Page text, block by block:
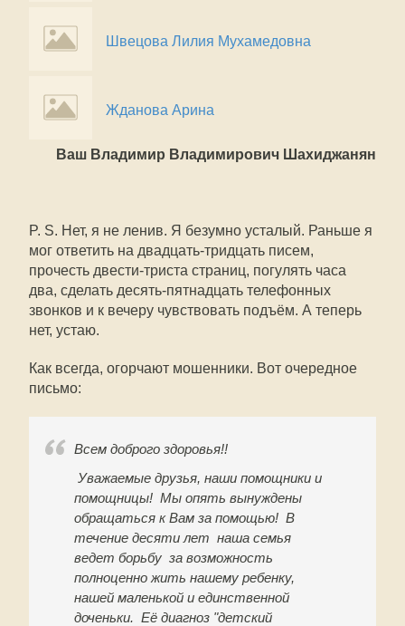
Швецова Лилия Мухамедовна
Жданова Арина
Ваш Владимир Владимирович Шахиджанян
P. S. Нет, я не ленив. Я безумно усталый. Раньше я
мог ответить на двадцать-тридцать писем,
прочесть двести-триста страниц, погулять часа
два, сделать десять-пятнадцать телефонных
звонков и к вечеру чувствовать подъём. А теперь
нет, устаю.
Как всегда, огорчают мошенники. Вот очередное
письмо:
Всем доброго здоровья!!
Уважаемые друзья, наши помощники и
помощницы! Мы опять вынуждены
обращаться к Вам за помощью! В
течение десяти лет наша семья
ведет борьбу за возможность
полноценно жить нашему ребенку,
нашей маленькой и единственной
доченьки. Её диагноз "детский